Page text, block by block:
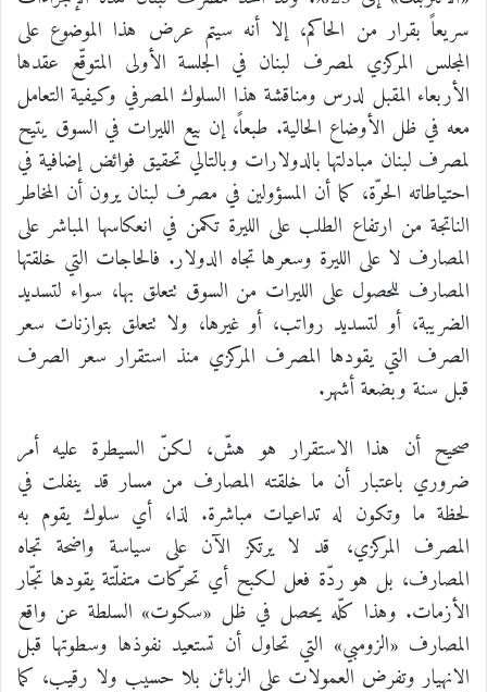
سريعاً بقرار من الحاكم، إلا أنه سيتم عرض هذا الموضوع على
المجلس المركزي لمصرف لبنان في الجلسة الأولى المتوقّع عقدها
الأربعاء المقبل لدرس ومناقشة هذا السلوك المصرفي وكيفية التعامل
معه في ظل الأوضاع الحالية. طبعاً، إن بيع الليرات في السوق يتيح
لمصرف لبنان مبادلتها بالدولارات وبالتالي تحقيق فوائض إضافية في
احتياطاته الحرّة، كما أن المسؤولين في مصرف لبنان يرون أن المخاطر
الناتجة من ارتفاع الطلب على الليرة تكمن في انعكاسها المباشر على
المصارف لا على الليرة وسعرها تجاه الدولار. فالحاجات التي خلقتها
المصارف للحصول على الليرات من السوق تتعلق بها، سواء لتسديد
الضريبة، أو لتسديد رواتب، أو غيرها، ولا تتعلق بتوازنات سعر
الصرف التي يقودها المصرف المركزي منذ استقرار سعر الصرف
قبل سنة وبضعة أشهر.
صحيح أن هذا الاستقرار هو هشّ، لكنّ السيطرة عليه أمر
ضروري باعتبار أن ما خلقته المصارف من مسار قد ينفلت في
لحظة ما وتكون له تداعيات مباشرة. لذا، أي سلوك يقوم به
المصرف المركزي، قد لا يرتكز الآن على سياسة واضحة تجاه
المصارف، بل هو ردّة فعل لكبح أي تحرّكات متفلّتة يقودها تجّار
الأزمات. وهذا كلّه يحصل في ظل «سكوت» السلطة عن واقع
المصارف «الزومبي» التي تحاول أن تستعيد نفوذها وسطوتها قبل
الانهيار وتفرض العمولات على الزبائن بلا حسيب ولا رقيب، كما